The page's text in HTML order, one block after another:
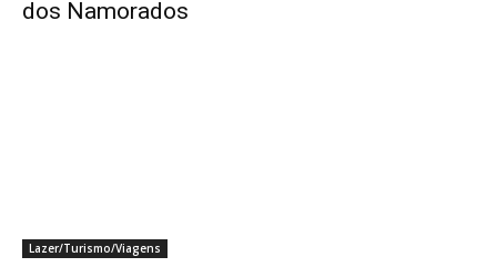
dos Namorados
Lazer/Turismo/Viagens